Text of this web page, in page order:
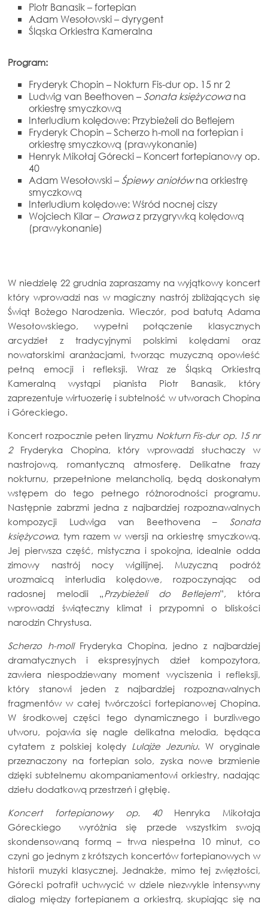
Piotr Banasik – fortepian
Adam Wesołowski – dyrygent
Śląska Orkiestra Kameralna
Program:
Fryderyk Chopin – Nokturn Fis-dur op. 15 nr 2
Ludwig van Beethoven – Sonata księżycowana
orkiestrę smyczkową
Interludium kolędowe: Przybieżeli do Betlejem
Fryderyk Chopin – Scherzo h-moll na fortepian i
orkiestrę smyczkową (prawykonanie)
Henryk Mikołaj Górecki – Koncert fortepianowy op.
40
Adam Wesołowski – Śpiewy aniołówna orkiestrę
smyczkową
Interludium kolędowe: Wśród nocnej ciszy
Wojciech Kilar – Orawaz przygrywką kolędową
(prawykonanie)
W niedzielę 22 grudnia zapraszamy na wyjątkowy koncert
który wprowadzi nas w magiczny nastrój zbliżających się
Świąt Bożego Narodzenia. Wieczór, pod batutą Adama
Wesołowskiego, wypełni połączenie klasycznych
arcydzieł z tradycyjnymi polskimi kolędami oraz
nowatorskimi aranżacjami, tworząc muzyczną opowieść
pełną emocji i refleksji. Wraz ze Śląską Orkiestrą
Kameralną wystąpi pianista Piotr Banasik, który
zaprezentuje wirtuozerię i subtelność w utworach Chopina
i Góreckiego.
Koncert rozpocznie pełen liryzmu Nokturn Fis-dur op. 15 nr
2Fryderyka Chopina, który wprowadzi słuchaczy w
nastrojową, romantyczną atmosferę. Delikatne frazy
nokturnu, przepełnione melancholią, będą doskonałym
wstępem do tego pełnego różnorodności programu.
Następnie zabrzmi jedna z najbardziej rozpoznawalnych
kompozycji Ludwiga van Beethovena – Sonata
księżycowa, tym razem w wersji na orkiestrę smyczkową.
Jej pierwsza część, mistyczna i spokojna, idealnie odda
zimowy nastrój nocy wigilijnej. Muzyczną podróż
urozmaicą interludia kolędowe, rozpoczynając od
radosnej melodii „Przybieżeli do Betlejem”, która
wprowadzi świąteczny klimat i przypomni o bliskości
narodzin Chrystusa.
Scherzo h-mollFryderyka Chopina, jedno z najbardziej
dramatycznych i ekspresyjnych dzieł kompozytora,
zawiera niespodziewany moment wyciszenia i refleksji,
który stanowi jeden z najbardziej rozpoznawalnych
fragmentów w całej twórczości fortepianowej Chopina.
W środkowej części tego dynamicznego i burzliwego
utworu, pojawia się nagle delikatna melodia, będąca
cytatem z polskiej kolędy Lulajże Jezuniu. W oryginale
przeznaczony na fortepian solo, zyska nowe brzmienie
dzięki subtelnemu akompaniamentowi orkiestry, nadając
dziełu dodatkową przestrzeń i głębię.
Koncert fortepianowy op. 40Henryka Mikołaja
Góreckiego wyróżnia się przede wszystkim swoją
skondensowaną formą – trwa niespełna 10 minut, co
czyni go jednym z krótszych koncertów fortepianowych w
historii muzyki klasycznej. Jednakże, mimo tej zwięzłości,
Górecki potrafił uchwycić w dziele niezwykle intensywny
dialog między fortepianem a orkiestrą, skupiając się na